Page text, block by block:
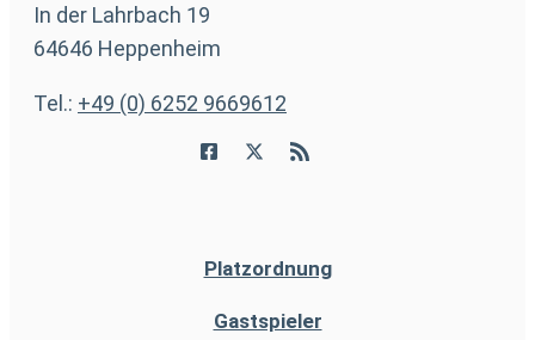
In der Lahrbach 19
64646 Heppenheim
Tel.: +49 (0) 6252 9669612
Platzordnung
Gastspieler